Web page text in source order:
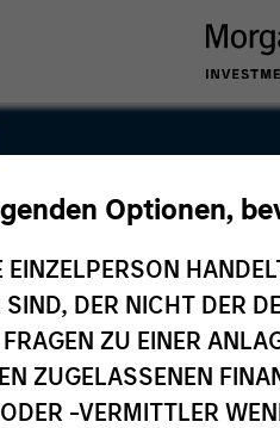
Optionen,
DER NICHT DER
ZU EINER
ZUGELASSENEN
-VERMITTLER